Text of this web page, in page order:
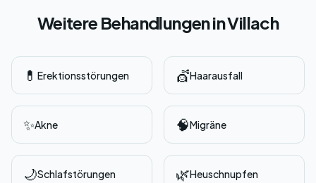
Weitere Behandlungen in Villach
💊 Erektionsstörungen 💇Haarausfall
✨Akne 🧠Migräne
🌙Schlafstörungen 🌿Heuschnupfen